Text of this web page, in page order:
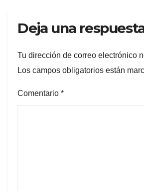
Deja una
Tu dirección de correo electrónico
Los campos obligatorios están
Comentario *